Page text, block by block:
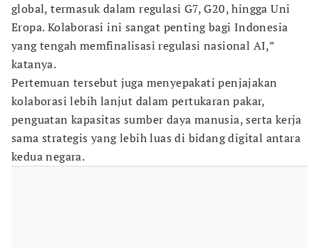
global, termasuk dalam regulasi G7, G20, hingga Uni
Eropa. Kolaborasi ini sangat penting bagi Indonesia
yang tengah memfinalisasi regulasi nasional AI,”
katanya.
Pertemuan tersebut juga menyepakati penjajakan
kolaborasi lebih lanjut dalam pertukaran pakar,
penguatan kapasitas sumber daya manusia, serta kerja
sama strategis yang lebih luas di bidang digital antara
kedua negara.